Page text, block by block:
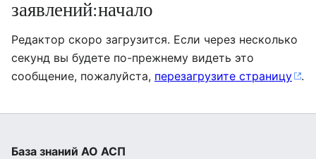
заявлений:начало
Редактор скоро загрузится. Если через несколько
секунд вы будете по-прежнему видеть это
сообщение, пожалуйста, перезагрузите страницу .
База знаний АО АСП